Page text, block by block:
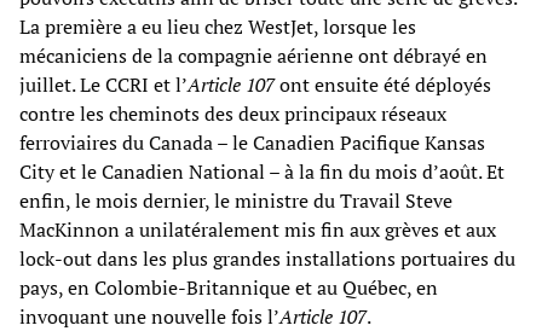
La première a eu lieu chez WestJet, lorsque les
mécaniciens de la compagnie aérienne ont débrayé en
juillet. Le CCRI et l’Article 107ont ensuite été déployés
contre les cheminots des deux principaux réseaux
ferroviaires du Canada – le Canadien Pacifique Kansas
City et le Canadien National – à la fin du mois d’août. Et
enfin, le mois dernier, le ministre du Travail Steve
MacKinnon a unilatéralement mis fin aux grèves et aux
lock-out dans les plus grandes installations portuaires du
pays, en Colombie-Britannique et au Québec, en
invoquant une nouvelle fois l’Article 107.